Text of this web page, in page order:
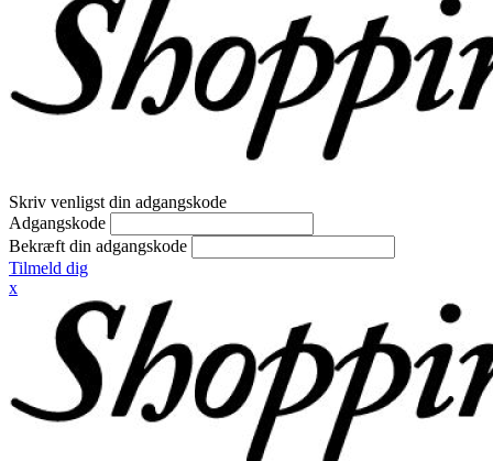
Skriv venligst din adgangskode
Adgangskode
Bekræft din adgangskode
Tilmeld dig
x